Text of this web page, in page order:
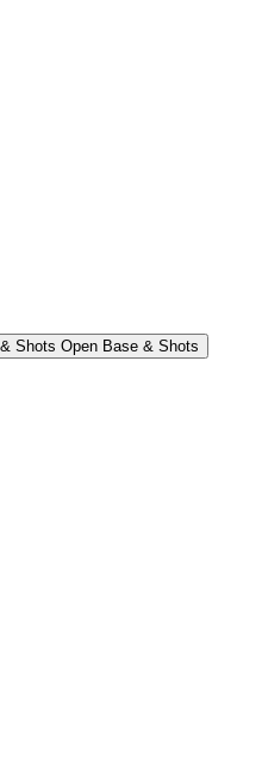
Shots Open Base & Shots